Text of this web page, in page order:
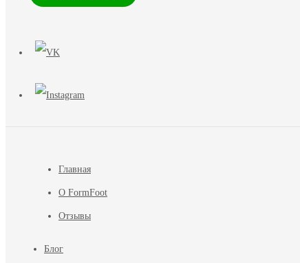
Главная
О FormFoot
Отзывы
Блог